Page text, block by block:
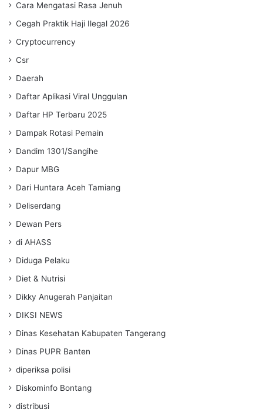
Cara Mengatasi Rasa Jenuh
Cegah Praktik Haji Ilegal 2026
Cryptocurrency
Csr
Daerah
Daftar Aplikasi Viral Unggulan
Daftar HP Terbaru 2025
Dampak Rotasi Pemain
Dandim 1301/Sangihe
Dapur MBG
Dari Huntara Aceh Tamiang
Deliserdang
Dewan Pers
di AHASS
Diduga Pelaku
Diet & Nutrisi
Dikky Anugerah Panjaitan
DIKSI NEWS
Dinas Kesehatan Kabupaten Tangerang
Dinas PUPR Banten
diperiksa polisi
Diskominfo Bontang
distribusi